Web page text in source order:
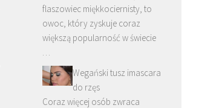
flaszowiec miękkociernisty, to
owoc, który zyskuje coraz
większą popularność w świecie
…
Wegański tusz imascara
do rzęs
Coraz więcej osób zwraca